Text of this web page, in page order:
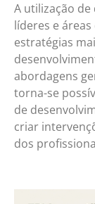
A utilização
líderes e
estratégias
abordagens
torna-se
de
criar
dos